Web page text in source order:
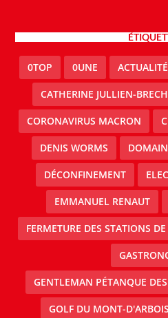
0TOP 0UNE ACTUALITÉ
CATHERINE JULLIEN-
CORONAVIRUS MACRON
DENIS WORMS
DÉCONFINEMENT
EMMANUEL RENAUT
FERMETURE DES STATIONS DE
GENTLEMAN PÉTANQUE
GOLF DU MONT-D'ARBOIS